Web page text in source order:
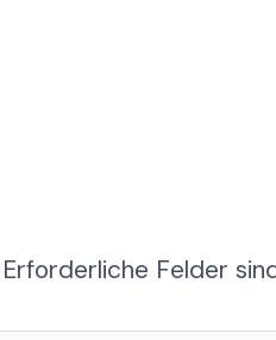
Erforderliche Felder